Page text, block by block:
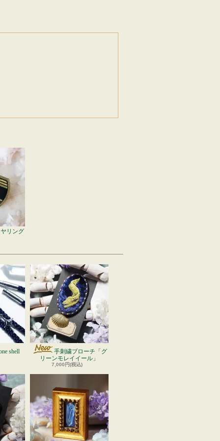
リング
shell
手刺繍ブローチ「グ
リーンモレイイール」
7,000円(税込)